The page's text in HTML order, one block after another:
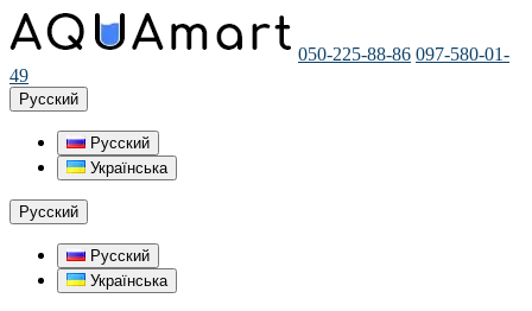
050-225-88-86 097-580-01-
49
Русский
Русский
Українська
Русский
Русский
Українська